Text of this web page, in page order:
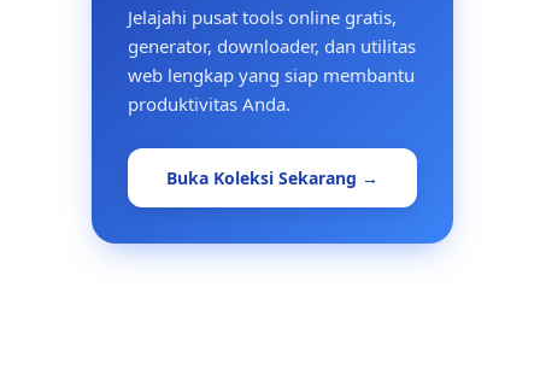
Jelajahi pusat tools online gratis,
generator, downloader, dan utilitas
web lengkap yang siap membantu
produktivitas Anda.
Buka Koleksi Sekarang →